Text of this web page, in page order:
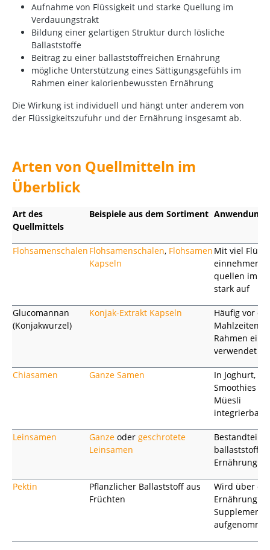
Aufnahme von Flüssigkeit und starke Quellung im
Verdauungstrakt
Bildung einer gelartigen Struktur durch lösliche
Ballaststoffe
Beitrag zu einer ballaststoffreichen Ernährung
mögliche Unterstützung eines Sättigungsgefühls im
Rahmen einer kalorienbewussten Ernährung
Die Wirkung ist individuell und hängt unter anderem von
der Flüssigkeitszufuhr und der Ernährung insgesamt ab.
Arten von Quellmitteln im
Überblick
Art des
Quellmittels
Beispiele aus dem Sortiment Anwendung
Flohsamenschalen Flohsamenschalen, Flohsamen
Kapseln
Mit viel
einnehmen,
quellen im
stark auf
Glucomannan
(Konjakwurzel)
Konjak-Extrakt Kapseln
Häufig vor
Mahlzeiten
Rahmen
verwendet
Chiasamen Ganze Samen
In Joghurt,
Smoothies
Müesli
integrierbar
Leinsamen Ganze oder geschrotete
Leinsamen
Bestandteil
Ernährung
Pektin
Pflanzlicher Ballaststoff aus
Früchten
Wird über die
Ernährung
Supplemente